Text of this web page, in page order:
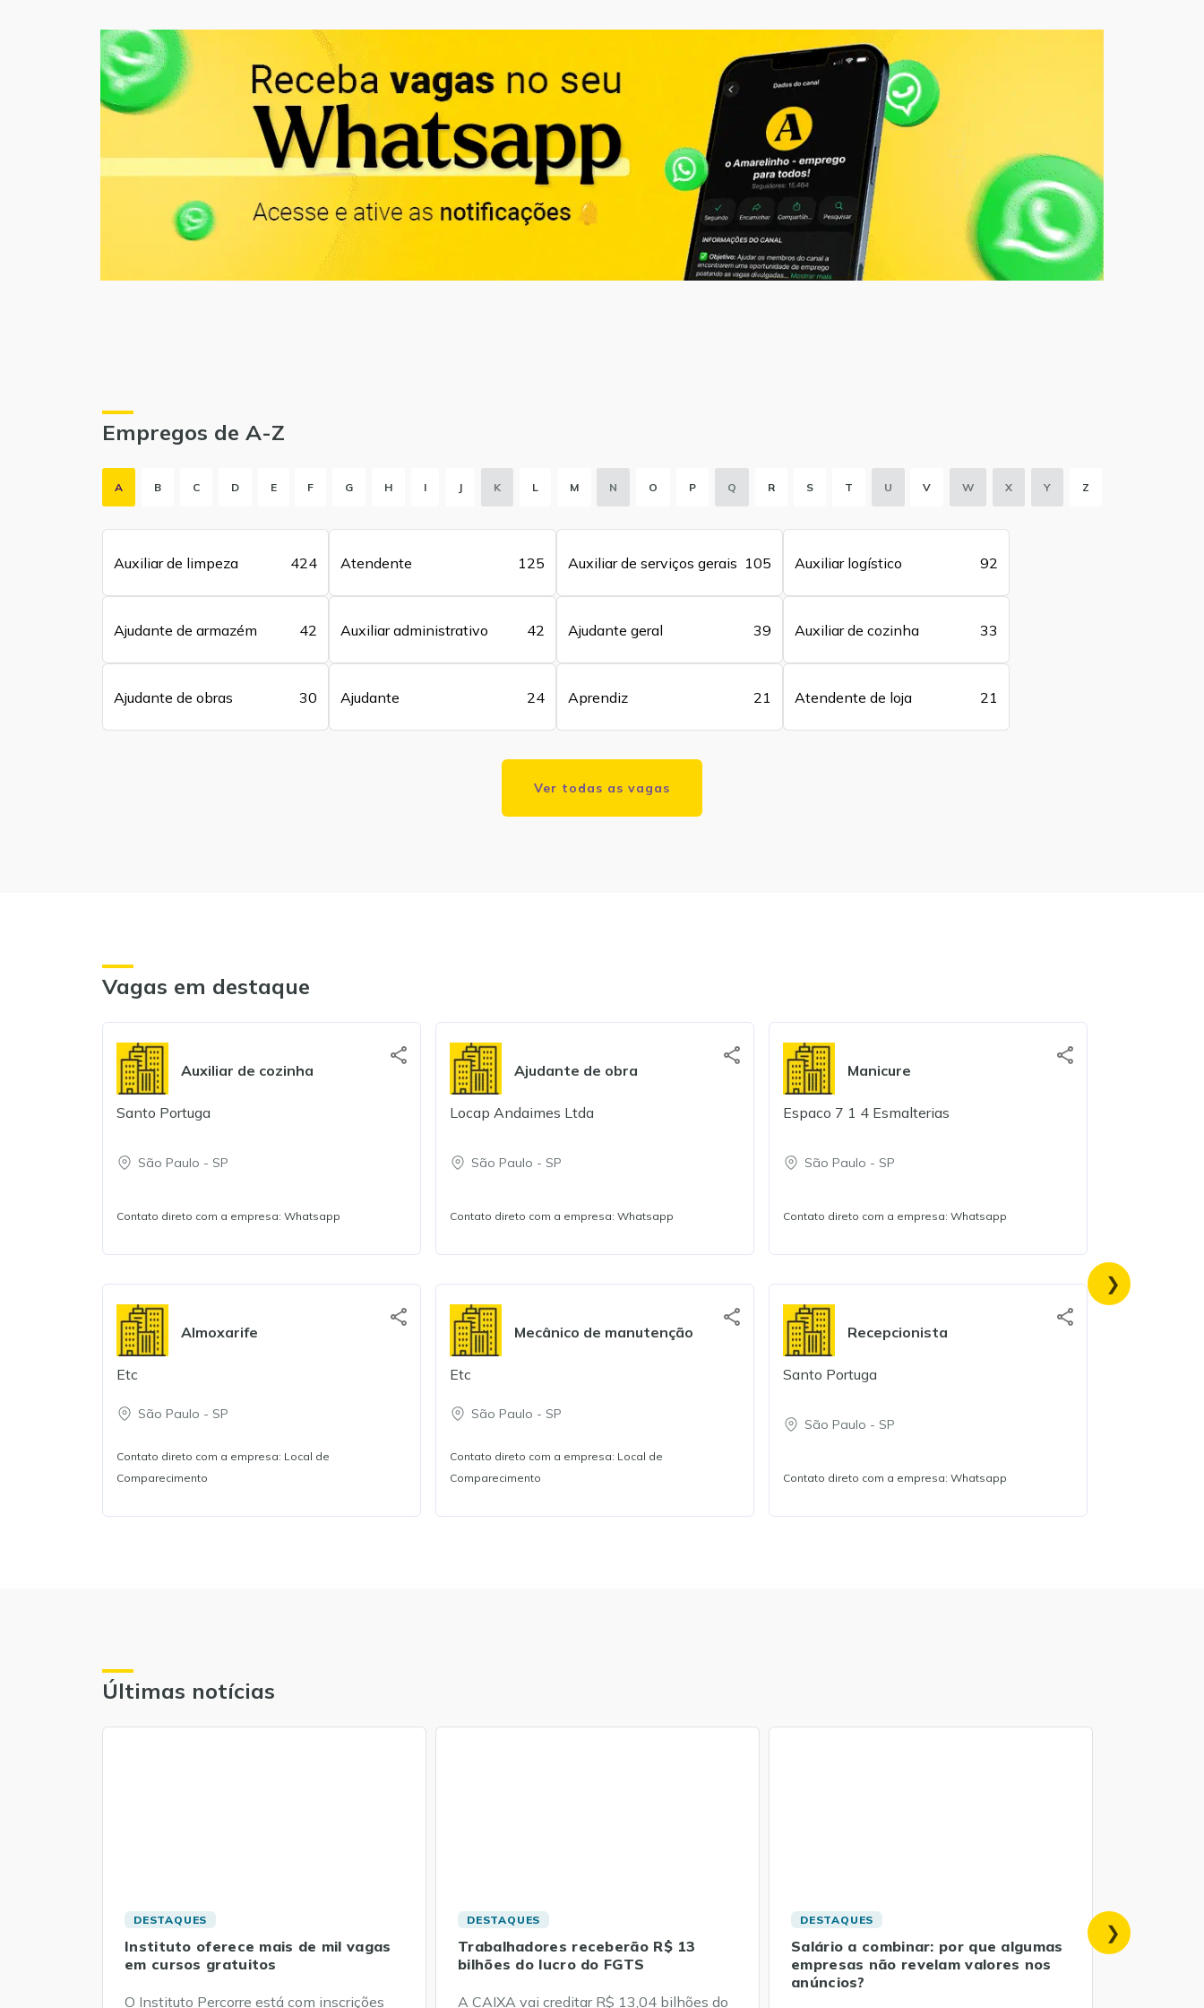
Empregos de A-Z
A B C D E F G H I J K L M N O P Q R S T U V W X Y Z
Auxiliar de limpeza 424 Atendente 125 Auxiliar de serviços gerais 105 Auxiliar logístico 92
Ajudante de armazém 42 Auxiliar administrativo 42 Ajudante geral 39 Auxiliar de cozinha 33
Ajudante de obras 30 Ajudante 24 Aprendiz 21 Atendente de loja 21
Ver todas as vagas
Vagas em destaque
Auxiliar de cozinha
Santo Portuga
São Paulo - SP
Contato direto com a empresa: Whatsapp
Almoxarife
Etc
São Paulo - SP
Contato direto com a empresa: Local de
Comparecimento
Ajudante de obra
Locap Andaimes Ltda
São Paulo - SP
Contato direto com a empresa: Whatsapp
Mecânico de manutenção
Etc
São Paulo - SP
Contato direto com a empresa: Local de
Comparecimento
Manicure
Espaco 7 1 4 Esmalterias
São Paulo - SP
Contato direto com a empresa: Whatsapp
Recepcionista
Santo Portuga
São Paulo - SP
Contato direto com a empresa: Whatsapp
Últimas notícias
DESTAQUES
Instituto oferece mais de mil vagas
em cursos gratuitos
O Instituto Percorre está com inscrições
DESTAQUES
Trabalhadores receberão R$ 13
bilhões do lucro do FGTS
A CAIXA vai creditar R$ 13,04 bilhões do
DESTAQUES
Salário a combinar: por que algumas
empresas não revelam valores nos
anúncios?
4 dicas